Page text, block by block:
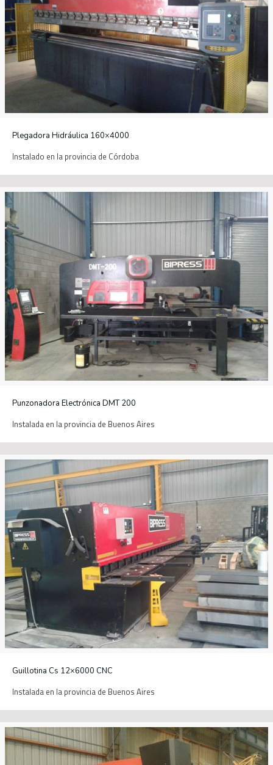
Plegadora Hidráulica 160×4000
Instalado en la provincia de Córdoba
Punzonadora Electrónica DMT 200
Instalada en la provincia de Buenos Aires
Guillotina Cs 12×6000 CNC
Instalada en la provincia de Buenos Aires